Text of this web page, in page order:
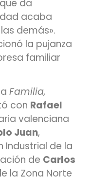
da
acaba
demás».
la pujanza
familiar
Familia,
con Rafael
valenciana
Juan,
Industrial de la
de Carlos
la Zona Norte